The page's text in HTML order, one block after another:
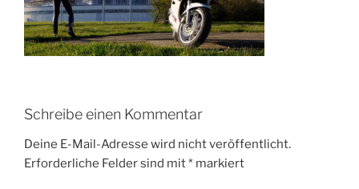
Schreibe einen Kommentar
Deine E-Mail-Adresse wird nicht veröffentlicht.
Erforderliche Felder sind mit* markiert